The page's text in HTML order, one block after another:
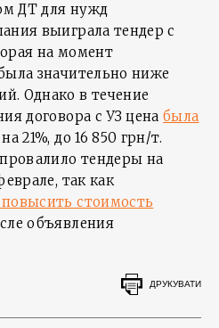
ДТ для нужд
выиграла тендер с
на момент
значительно ниже
Однако в течение
договора с УЗ ценабыла
21%, до 16 850 грн/т.
тендеры на
так как
стоимость
объявления
ДРУКУВАТИ